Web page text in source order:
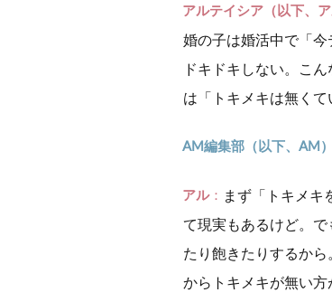
アルテイシア（以下、ア
婚の子は婚活中で「今
ドキドキしない。こ
は「トキメキは無くて
AM編集部（以下、AM）
アル
まず「トキメキ
て現実もあるけど。
たり飽きたりするか
からトキメキが無い方